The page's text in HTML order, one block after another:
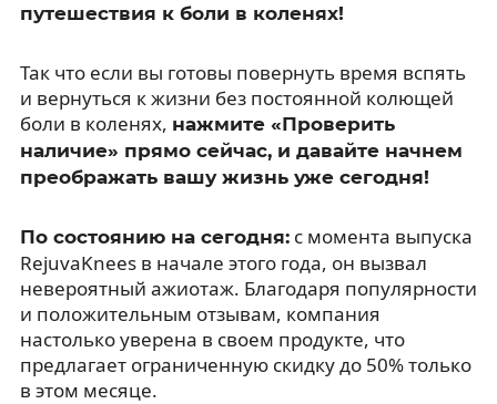
путешествия к боли в коленях!
Так что если вы готовы повернуть время вспять
и вернуться к жизни без постоянной колющей
боли в коленях, нажмите «Проверить
наличие» прямо сейчас, и давайте начнем
преображать вашу жизнь уже сегодня!
По состоянию на сегодня:с момента выпуска
RejuvaKnees в начале этого года, он вызвал
невероятный ажиотаж. Благодаря популярности
и положительным отзывам, компания
настолько уверена в своем продукте, что
предлагает ограниченную скидку до 50% только
в этом месяце.